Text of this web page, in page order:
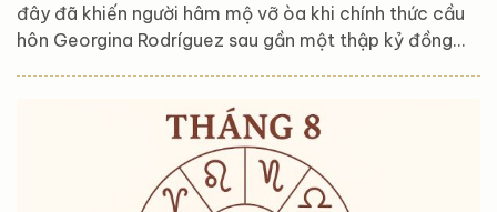
đây đã khiến người hâm mộ vỡ òa khi chính thức cầu
hôn Georgina Rodríguez sau gần một thập kỷ đồng
các chỉ số Thần số học của cả hai, chúng ta hãy cùng
khám phá sự hòa hợp và ý nghĩa sâu xa trong mối
quan hệ của họ, đặc biệt trong bối cảnh năm cá nhân
2025. Chân dung con số của Cristiano Ronaldo...